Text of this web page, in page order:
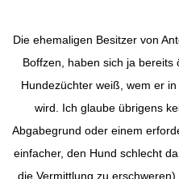
Die ehemaligen Besitzer von
Boffzen, haben sich ja
Hundezüchter weiß, wem er
wird. Ich glaube übrigens
Abgabegrund oder einem
einfacher, den Hund schlecht
die Vermittlung zu